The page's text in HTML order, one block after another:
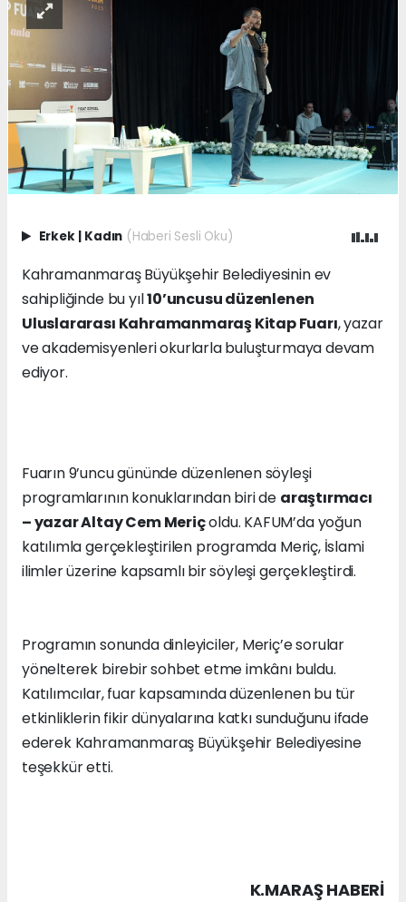
Erkek | Kadın (Haberi Sesli Oku)
Kahramanmaraş Büyükşehir Belediyesinin ev
sahipliğinde bu yıl10’uncusu düzenlenen
Uluslararası Kahramanmaraş Kitap Fuarı, yazar
ve akademisyenleri okurlarla buluşturmaya devam
ediyor.
Fuarın 9’uncu gününde düzenlenen söyleşi
programlarının konuklarından biri de araştırmacı
– yazar Altay Cem Meriçoldu. KAFUM’da yoğun
katılımla gerçekleştirilen programda Meriç, İslami
ilimler üzerine kapsamlı bir söyleşi gerçekleştirdi.
Programın sonunda dinleyiciler, Meriç’e sorular
yönelterek birebir sohbet etme imkânı buldu.
Katılımcılar, fuar kapsamında düzenlenen bu tür
etkinliklerin fikir dünyalarına katkı sunduğunu ifade
ederek Kahramanmaraş Büyükşehir Belediyesine
teşekkür etti.
K.MARAŞ HABERİ